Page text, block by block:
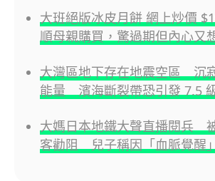
大班絕版冰皮月餅 網上炒價
順母親購買，驚過期但內心又
大灣區地下存在地震空區 沉
能量 濱海斷裂帶恐引發 7.5
大媽日本地鐵大聲直播閱兵
客勸阻 兒子稱因「血脈覺醒